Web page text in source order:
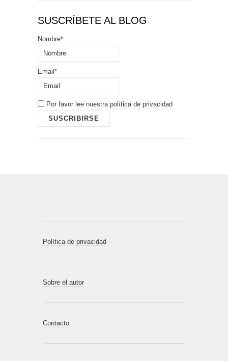
SUSCRÍBETE AL BLOG
Nombre*
Email*
Por favor lee nuestra política de privacidad
Política de privacidad
Sobre el autor
Contacto